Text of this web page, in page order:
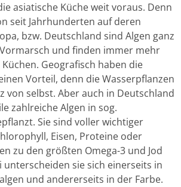
asiatische Küche weit voraus. Denn
seit Jahrhunderten auf deren
bzw. Deutschland sind Algen ganz
und finden immer mehr
Geografisch haben die
Vorteil, denn die Wasserpflanzen
von selbst. Aber auch in Deutschland
zahlreiche Algen in sog.
Sie sind voller wichtiger
Eisen, Proteine oder
zu den größten Omega-3 und Jod
unterscheiden sie sich einerseits in
und andererseits in der Farbe.